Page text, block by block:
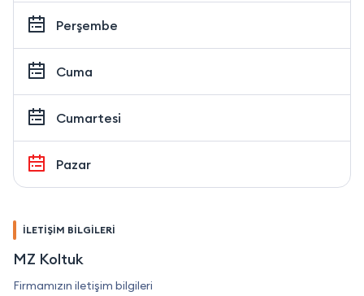
Perşembe
Cuma
Cumartesi
Pazar
İLETİŞİM BİLGİLERİ
MZ Koltuk
Firmamızın iletişim bilgileri